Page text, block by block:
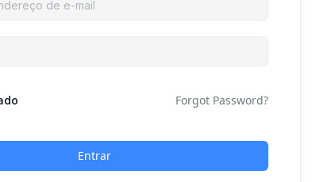
Forgot Password?
Entrar